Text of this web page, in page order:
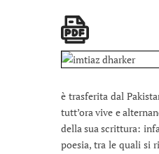
è trasferita dal
tutt’ora vive e
della sua scrittura:
poesia, tra le quali si